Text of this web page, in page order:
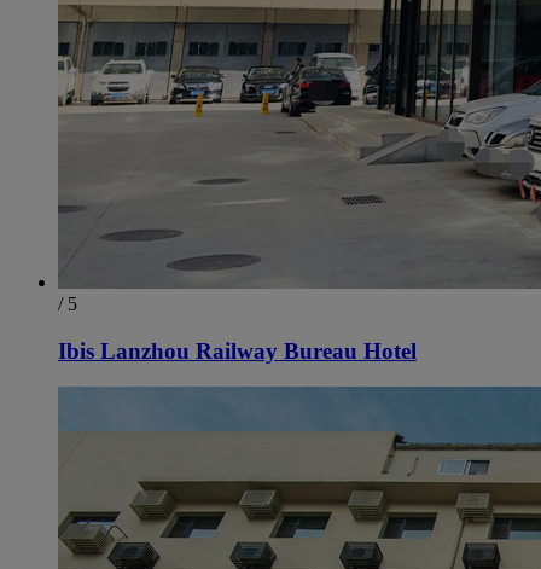
/ 5
Ibis Lanzhou Railway Bureau Hotel